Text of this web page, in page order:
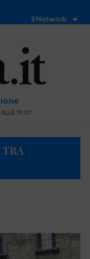
Il Network
19:07